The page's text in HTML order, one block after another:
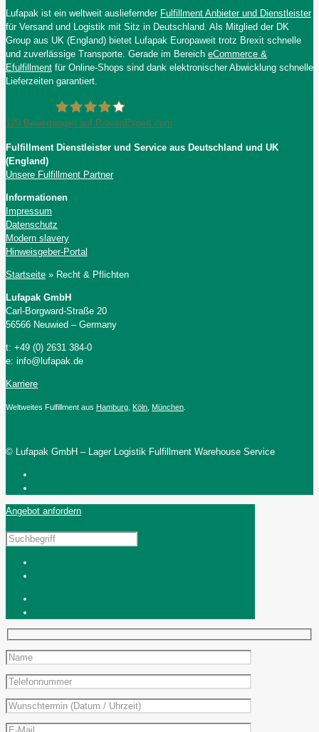
Lufapak ist ein weltweit ausliefernder Fulfillment Anbieter und Dienstleister
für Versand und Logistik mit Sitz in Deutschland. Als Mitglied der DK
Group aus UK (England) bietet Lufapak Europaweit trotz Brexit schnelle
und zuverlässige Transporte. Gerade im Bereich eCommerce &
Efulfillment für Online-Shops sind dank elektronischer Abwicklung schnelle
Lieferzeiten garantiert.
Lufapak GmbH
129 Bewertungen auf ProvenExpert.com
Fulfillment Dienstleister und Service aus Deutschland und UK
(England)
Unsere Fulfillment Partner
Informationen
Impressum
Datenschutz
Modern slavery
Hinweisgeber-Portal
Startseite » Recht & Pflichten
Lufapak GmbH
Carl-Borgward-Straße 20
56566 Neuwied – Germany
t: +49 (0) 2631 384-0
e: info@lufapak.de
Karriere
Weltweites Fulfillment aus Hamburg Köln München
© Lufapak GmbH – Lager Logistik Fulfillment Warehouse Service
Angebot anfordern